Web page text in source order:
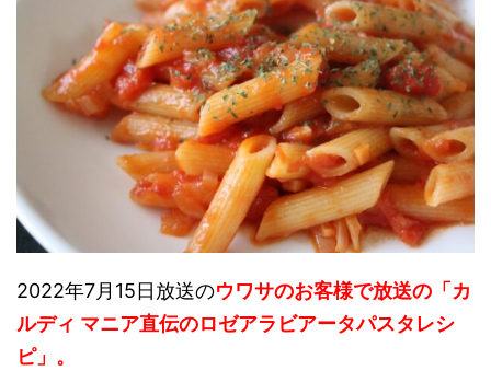
2022年7月15日放送のウワサのお客様で放送の「カ
ルディ マニア直伝のロゼアラビアータパスタレシ
ピ」。